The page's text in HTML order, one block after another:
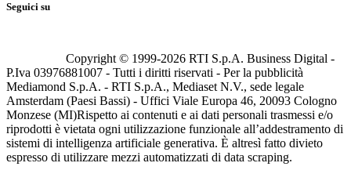
Seguici su
Copyright © 1999-2026 RTI S.p.A. Business Digital -
P.Iva 03976881007 - Tutti i diritti riservati - Per la pubblicità
Mediamond S.p.A. - RTI S.p.A., Mediaset N.V., sede legale
Amsterdam (Paesi Bassi) - Uffici Viale Europa 46, 20093 Cologno
Monzese (MI)Rispetto ai contenuti e ai dati personali trasmessi e/o
riprodotti è vietata ogni utilizzazione funzionale all’addestramento di
sistemi di intelligenza artificiale generativa. È altresì fatto divieto
espresso di utilizzare mezzi automatizzati di data scraping.